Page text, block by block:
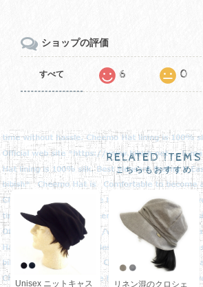
ショップの評価
すべて 6 0
RELATED ITEMS
こちらもおすすめ
Unisex ニットキャス
リネン混のクロシェ